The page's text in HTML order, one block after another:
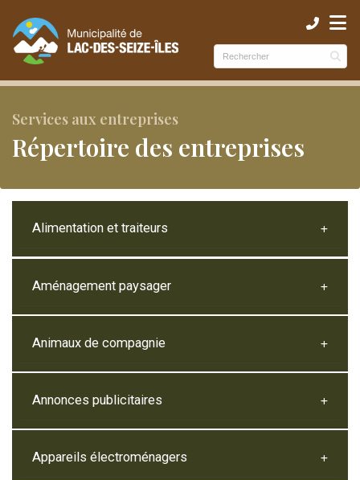
(Municipalité )
(Services )
Services aux entreprises
Répertoire des entreprises
Alimentation et traiteurs
Aménagement paysager
Animaux de compagnie
Annonces publicitaires
Appareils électroménagers